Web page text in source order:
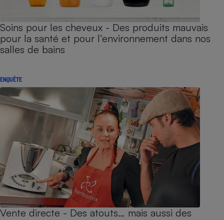
Soins pour les cheveux - Des produits mauvais
pour la santé et pour l’environnement dans nos
salles de bains
ENQUÊTE
Vente directe - Des atouts… mais aussi des